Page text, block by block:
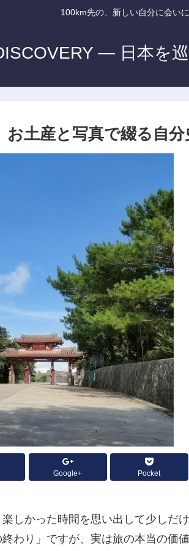
100km先の、新しい自分に会いに
— 日本を
お土産と写真で綴る自分
Google+ Pocket
しかった時間を思い出して少しだ
わり」ですが、実は旅の本当の価